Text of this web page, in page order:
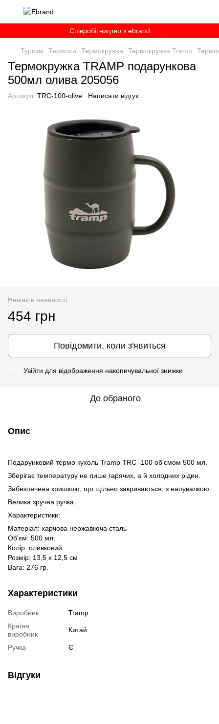
Співробітництво з ebrand
Туризм Термоси Термокружка Термокружка Tramp
Термокружка TRAMP подарункова
500мл олива 205056
Артикул: TRC-100-olive Написати відгук
Немає в наявності
454 грн
Повідомити, коли з'явиться
Увійти для відображення накопичувальної знижки
До обраного
Опис
Подарунковий термо кухоль Tramp TRC -100 об'ємом 500 мл.
Зберігає температуру не лише гарячих, а й холодних рідин.
Забезпечена кришкою, що щільно закривається, з напувалкою.
Велика зручна ручка.
Характеристики:
Матеріал: харчова нержавіюча сталь
Об'єм: 500 мл.
Колір: оливковий
Розмір: 13,5 х 12,5 см
Вага: 276 гр.
Характеристики
Виробник
Tramp
Країна
виробник
Китай
Ручка Є
Відгуки